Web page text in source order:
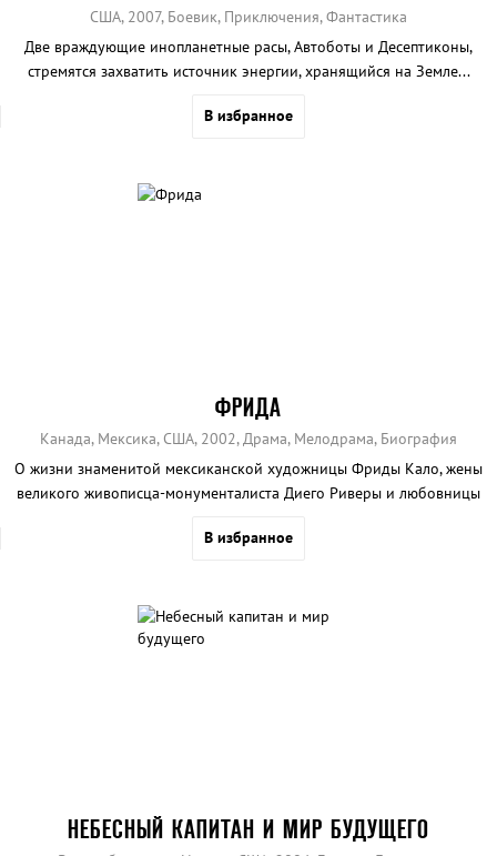
США, 2007, Боевик, Приключения, Фантастика
Две враждующие инопланетные расы, Автоботы и Десептиконы,
стремятся захватить источник энергии, хранящийся на Земле...
В избранное
ФРИДА
Канада, Мексика, США, 2002, Драма, Мелодрама, Биография
О жизни знаменитой мексиканской художницы Фриды Кало, жены
великого живописца-монументалиста Диего Риверы и любовницы
В избранное
НЕБЕСНЫЙ КАПИТАН И МИР БУДУЩЕГО